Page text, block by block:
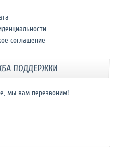
соглашение
ПОДДЕРЖКИ
мы вам перезвоним!